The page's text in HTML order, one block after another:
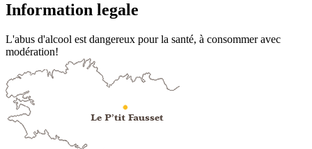
Information legale
L'abus d'alcool est dangereux pour la santé, à consommer avec
modération!